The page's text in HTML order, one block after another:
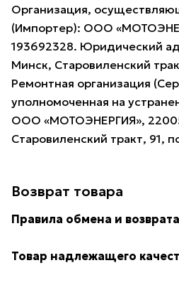
Организация,
(Импортер): ООО
193692328. Юридический
Минск, Старовиленский
Ремонтная организация
уполномоченная на
ООО «МОТОЭНЕРГИЯ»,
Старовиленский тракт, 91,
Возврат товара
Правила обмена и
Товар надлежащего